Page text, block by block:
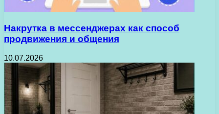
Накрутка в мессенджерах как способ
продвижения и общения
10.07.2026